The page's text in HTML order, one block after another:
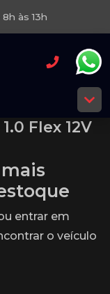
às 13h
Flex 12V
entrar em
o veículo